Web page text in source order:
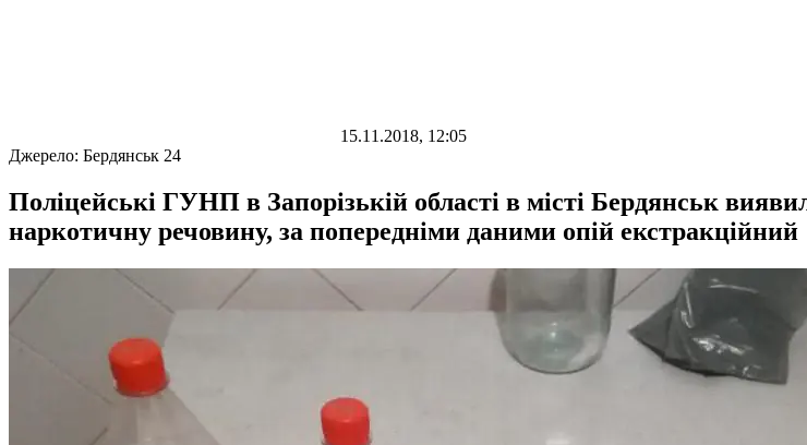
15.11.2018, 12:05
Джерело: Бердянськ 24
Поліцейські ГУНП в Запорізькій області в місті Бердянськ
наркотичну речовину, за попередніми даними опій екстракційний